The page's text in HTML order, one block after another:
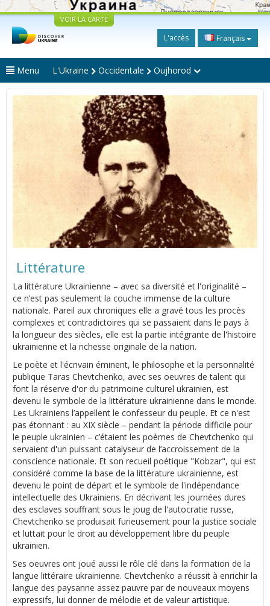
VOIR LA CARTE
L'accès Français
Menu L'Ukraine Occidentale Oujhorod
Littérature
La littérature Ukrainienne – avec sa diversité et l'originalité –
ce n’est pas seulement la couche immense de la culture
nationale. Pareil aux chroniques elle a gravé tous les procès
complexes et contradictoires qui se passaient dans le pays à
la longueur des siècles, elle est la partie intégrante de l'histoire
ukrainienne et la richesse originale de la nation.
Le poète et l'écrivain éminent, le philosophe et la personnalité
publique Taras Chevtchenko, avec ses oeuvres de talent qui
font la réserve d'or du patrimoine culturel ukrainien, est
devenu le symbole de la littérature ukrainienne dans le monde.
Les Ukrainiens l’appellent le confesseur du peuple. Et ce n'est
pas étonnant : au XIX siècle – pendant la période difficile pour
le peuple ukrainien – c’étaient les poèmes de Chevtchenko qui
servaient d'un puissant catalyseur de l’accroissement de la
conscience nationale. Et son recueil poétique "Kobzar", qui est
considéré comme la base de la littérature ukrainienne, est
devenu le point de départ et le symbole de l'indépendance
intellectuelle des Ukrainiens. En décrivant les journées dures
des esclaves souffrant sous le joug de l'autocratie russe,
Chevtchenko se produisait furieusement pour la justice sociale
et luttait pour le droit au développement libre du peuple
ukrainien.
Ses oeuvres ont joué aussi le rôle clé dans la formation de la
langue littéraire ukrainienne. Chevtchenko a réussit à enrichir la
langue des paysanne assez pauvre par de nouveaux moyens
expressifs, lui donner de mélodie et de valeur artistique.